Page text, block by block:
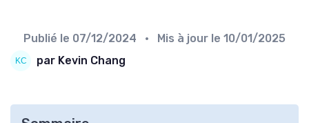
Publié le 07/12/2024 • Mis à jour le 10/01/2025
par Kevin Chang